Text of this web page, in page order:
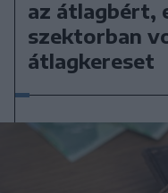
az átlagbért,
szektorban
átlagkereset